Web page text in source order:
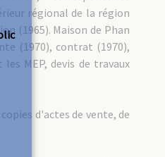
régional de la région
(1965). Maison de Phan
(1970), contrat (1970),
MEP, devis de travaux
d'actes de vente, de